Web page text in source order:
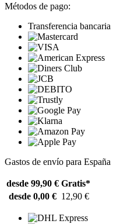
Métodos de pago:
Transferencia bancaria
Gastos de envío para España
desde 99,90 € Gratis*
desde 0,00 € 12,90 €